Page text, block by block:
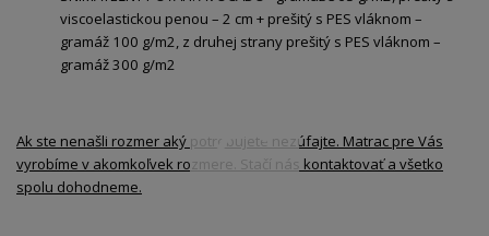
viscoelastickou penou – 2 cm + prešitý s PES vláknom –
gramáž 100 g/m2, z druhej strany prešitý s PES vláknom –
gramáž 300 g/m2
Ak ste nenašli rozmer aký potrebujete nezúfajte. Matrac pre Vás
vyrobíme v akomkoľvek rozmere. Stačí nás kontaktovať a všetko
spolu dohodneme.